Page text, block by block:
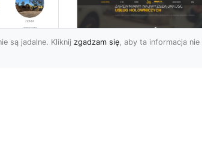
są jadalne. Kliknij zgadzam się, aby ta informacja nie